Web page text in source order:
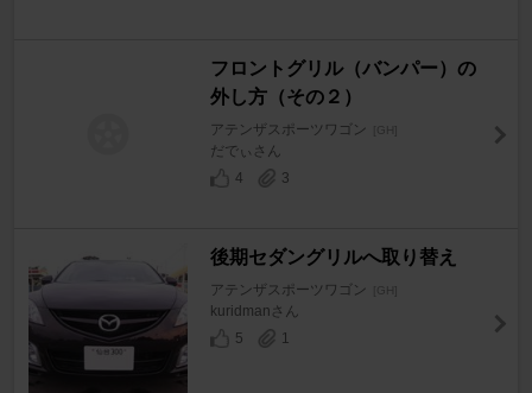
フロントグリル（バンパー）の
外し方（その２）
アテンザスポーツワゴン [GH]
だでぃさん
4
3
後期セダングリルへ取り替え
アテンザスポーツワゴン [GH]
kuridmanさん
5
1